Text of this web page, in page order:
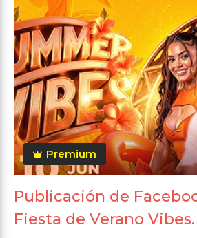
Premium
Publicación de
Fiesta de Verano Vibes.